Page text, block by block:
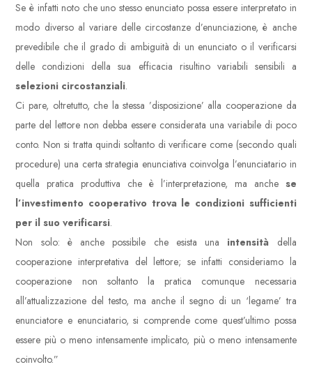
Se è infatti noto che uno stesso enunciato possa essere interpretato in
modo diverso al variare delle circostanze d’enunciazione, è anche
prevedibile che il grado di ambiguità di un enunciato o il verificarsi
delle condizioni della sua efficacia risultino variabili sensibili a
selezioni circostanziali.
Ci pare, oltretutto, che la stessa ’disposizione’ alla cooperazione da
parte del lettore non debba essere considerata una variabile di poco
conto. Non si tratta quindi soltanto di verificare come (secondo quali
procedure) una certa strategia enunciativa coinvolga l’enunciatario in
quella pratica produttiva che è l’interpretazione, ma anche se
l’investimento cooperativo trova le condizioni sufficienti
per il suo verificarsi.
Non solo: è anche possibile che esista una intensità della
cooperazione interpretativa del lettore; se infatti consideriamo la
cooperazione non soltanto la pratica comunque necessaria
all’attualizzazione del testo, ma anche il segno di un ‘legame’ tra
enunciatore e enunciatario, si comprende come quest’ultimo possa
essere più o meno intensamente implicato, più o meno intensamente
coinvolto.”